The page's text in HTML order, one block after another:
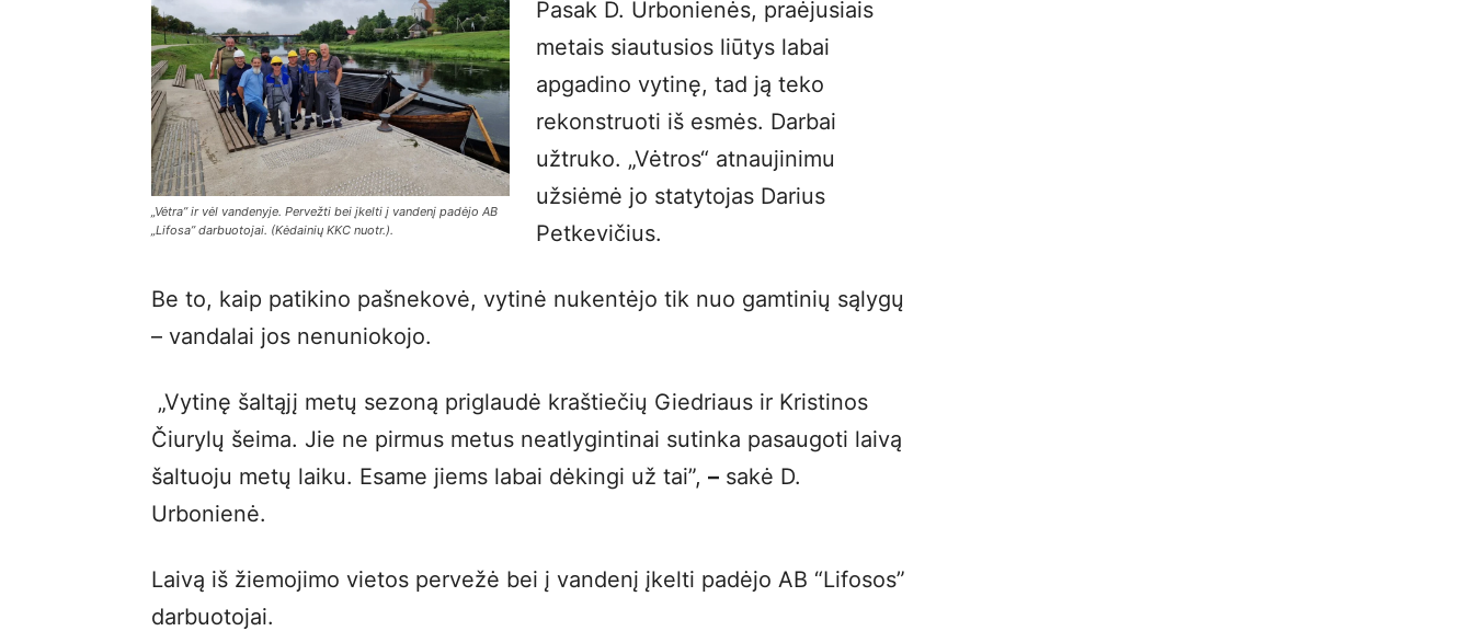
„Vėtra” ir vėl vandenyje. Pervežti bei įkelti į vandenį padėjo AB
„Lifosa” darbuotojai. (Kėdainių KKC nuotr.).
Pasak D. Urbonienės, praėjusiais
metais siautusios liūtys labai
apgadino vytinę, tad ją teko
rekonstruoti iš esmės. Darbai
užtruko. „Vėtros“ atnaujinimu
užsiėmė jo statytojas Darius
Petkevičius.
Be to, kaip patikino pašnekovė, vytinė nukentėjo tik nuo gamtinių sąlygų
– vandalai jos nenuniokojo.
„Vytinę šaltąjį metų sezoną priglaudė kraštiečių Giedriaus ir Kristinos
Čiurylų šeima. Jie ne pirmus metus neatlygintinai sutinka pasaugoti laivą
šaltuoju metų laiku. Esame jiems labai dėkingi už tai”, – sakė D.
Urbonienė.
Laivą iš žiemojimo vietos pervežė bei į vandenį įkelti padėjo AB “Lifosos”
darbuotojai.